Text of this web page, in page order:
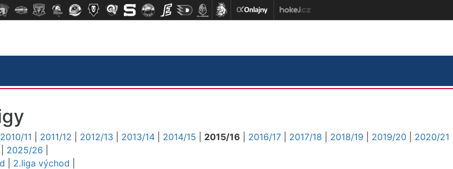
2010/11 2011/12 2012/13 2013/14 2014/15 2015/16 2016/17 2017/18 2018/19 2019/20
2020/21
2025/26
2.liga východ